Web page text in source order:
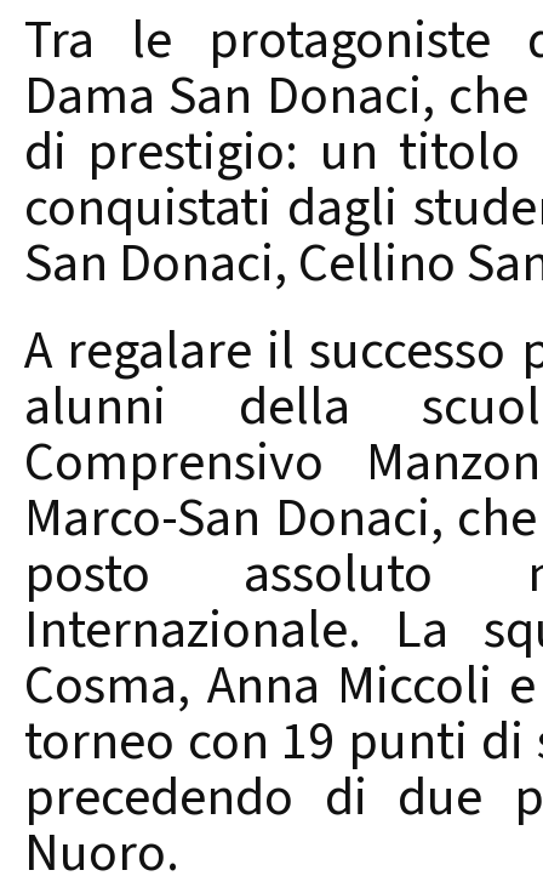
Tra le protagoniste
Dama San Donaci,
di prestigio: un titolo
conquistati dagli
San Donaci, Cellino
A regalare il
alunni della
Comprensivo
Marco-San Donaci,
posto assoluto
Internazionale. La
Cosma, Anna Miccoli
torneo con 19 punti
precedendo di due
Nuoro.